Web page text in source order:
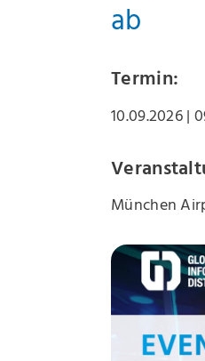
ab
Termin:
10.09.2026 |
München